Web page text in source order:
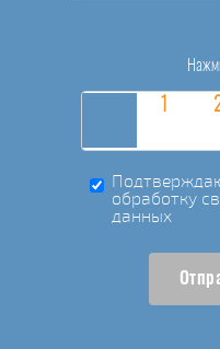
обработку
данных